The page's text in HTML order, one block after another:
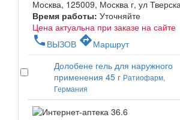
Москва, 125009, Москва г, ул
Время работы: Уточняйте
Цена актуальна при заказе на сайте
phone ВЫЗОВ directionsМаршрут
Долобене гель для наружного
применения 45 г Ратиофарм,
Германия